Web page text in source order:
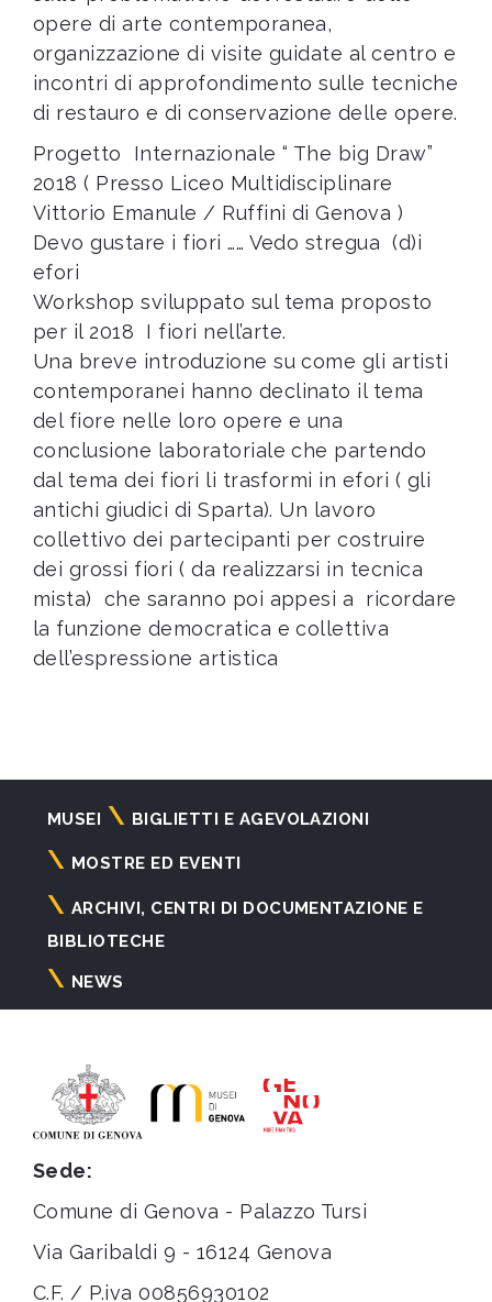
opere di arte contemporanea,
organizzazione di visite guidate al centro e
incontri di approfondimento sulle tecniche
di restauro e di conservazione delle opere.
Progetto Internazionale “ The big Draw”
2018 ( Presso Liceo Multidisciplinare
Vittorio Emanule / Ruffini di Genova )
Devo gustare i fiori …… Vedo stregua (d)i
efori
Workshop sviluppato sul tema proposto
per il 2018 I fiori nell’arte.
Una breve introduzione su come gli artisti
contemporanei hanno declinato il tema
del fiore nelle loro opere e una
conclusione laboratoriale che partendo
dal tema dei fiori li trasformi in efori ( gli
antichi giudici di Sparta). Un lavoro
collettivo dei partecipanti per costruire
dei grossi fiori ( da realizzarsi in tecnica
mista) che saranno poi appesi a ricordare
la funzione democratica e collettiva
dell’espressione artistica
Navigazione
principale
MUSEI BIGLIETTI E AGEVOLAZIONI
MOSTRE ED EVENTI
ARCHIVI, CENTRI DI DOCUMENTAZIONE E
BIBLIOTECHE
NEWS
Sede:
Comune di Genova - Palazzo Tursi
Via Garibaldi 9 - 16124 Genova
C.F. / P.iva 00856930102